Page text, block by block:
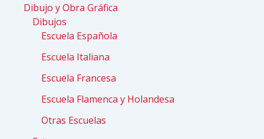
Dibujo y Obra Gráfica
Dibujos
Escuela Española
Escuela Italiana
Escuela Francesa
Escuela Flamenca y Holandesa
Otras Escuelas